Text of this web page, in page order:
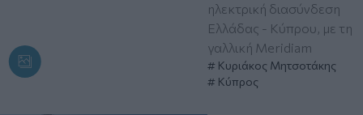
ηλεκτρική διασύνδεση
Ελλάδας - Κύπρου, με τη
γαλλική Meridiam
Κυριάκος Μητσοτάκης
Κύπρος